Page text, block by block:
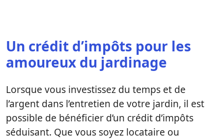
Un crédit d’impôts pour les
amoureux du jardinage
Lorsque vous investissez du temps et de
l’argent dans l’entretien de votre jardin, il est
possible de bénéficier d’un crédit d’impôts
séduisant. Que vous soyez locataire ou